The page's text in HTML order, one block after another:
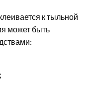
к тыльной
может быть